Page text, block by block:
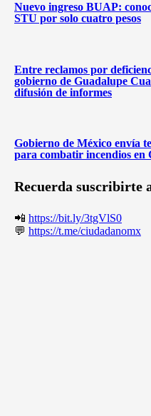
Nuevo ingreso BUAP:
STU por solo cuatro pesos
Entre reclamos por
gobierno de Guadalupe
difusión de informes
Gobierno de México envía
para combatir incendios en
Recuerda suscribirte
📲 https://bit.ly/3tgVlS0
💬 https://t.me/ciudadanomx